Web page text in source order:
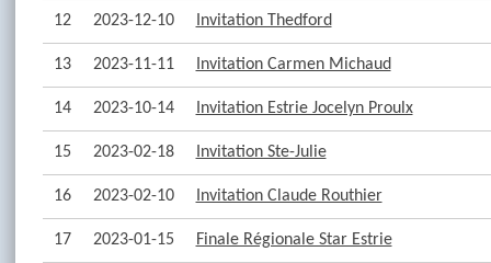
12 2023-12-10 Invitation Thedford
13 2023-11-11 Invitation Carmen Michaud
14 2023-10-14 Invitation Estrie Jocelyn Proulx
15 2023-02-18 Invitation Ste-Julie
16 2023-02-10 Invitation Claude Routhier
17 2023-01-15 Finale Régionale Star Estrie